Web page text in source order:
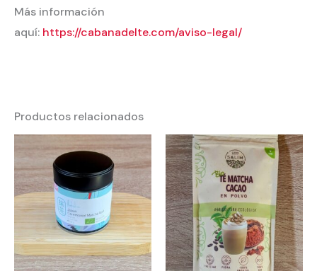
Más información
aquí: https://cabanadelte.com/aviso-legal/
Productos relacionados